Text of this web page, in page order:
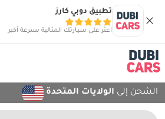
تطبيق دوبي كارز
اعثر على سيارتك المثالية بسرعة أكبر
الشحن إلى الولايات المتحدة